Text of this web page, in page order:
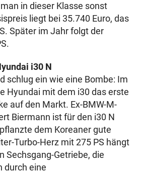
in dieser Klasse sonst
liegt bei 35.740 Euro, das
Später im Jahr folgt der
i30 N
schlug ein wie eine Bombe: Im
Hyundai mit dem i30 das erste
auf den Markt. Ex-BMW-M-
Biermann ist für den i30 N
dem Koreaner gute
Turbo-Herz mit 275 PS hängt
Sechsgang-Getriebe, die
durch eine